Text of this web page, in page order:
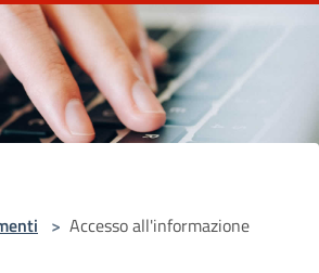
> Accesso all'informazione